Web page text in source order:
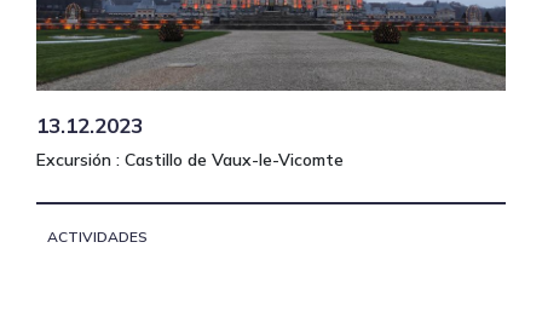
13.12.2023
Excursión : Castillo de Vaux-le-Vicomte
ACTIVIDADES